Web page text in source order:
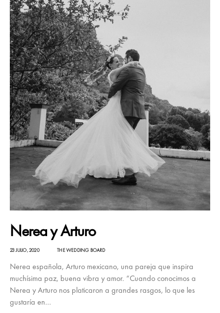
Nerea y Arturo
23 JULIO, 2020 THE WEDDING BOARD
Nerea española, Arturo mexicano, una pareja que inspira
muchísima paz, buena vibra y amor. “Cuando conocimos a
Nerea y Arturo nos platicaron a grandes rasgos, lo que les
gustaría en…